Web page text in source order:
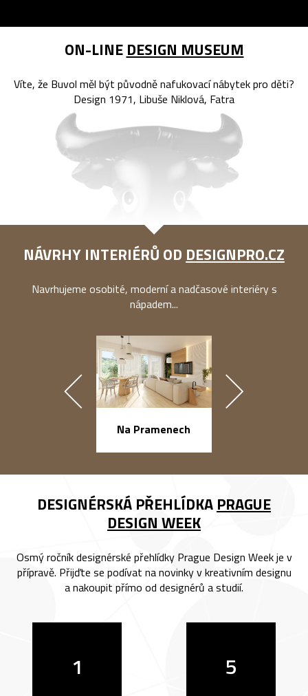
ON-LINE DESIGN MUSEUM
Víte, že Buvol měl být původně nafukovací nábytek pro děti?
Design 1971, Libuše Niklová, Fatra
NÁVRHY INTERIÉRŮ OD DESIGNPRO.CZ
Navrhujeme osobité, moderní a nadčasové interiéry s
nápadem...
Na Pramenech
DESIGNÉRSKÁ PŘEHLÍDKA PRAGUE
DESIGN WEEK
Osmý ročník designérské přehlídky Prague Design Week je v
přípravě. Přijďte se podívat na novinky v kreativním designu
a nakoupit přímo od designérů a studií.
1 5